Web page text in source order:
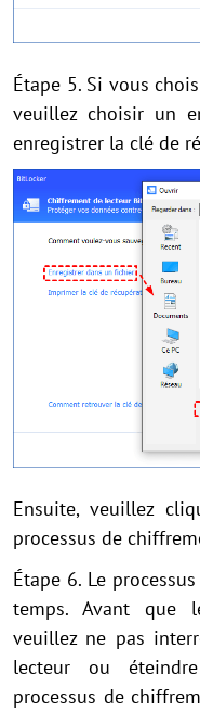
Étape 5. Si vous
veuillez choisir un
enregistrer la clé de
Ensuite, veuillez
processus de
Étape 6. Le
temps. Avant que
veuillez ne pas
lecteur ou
processus de